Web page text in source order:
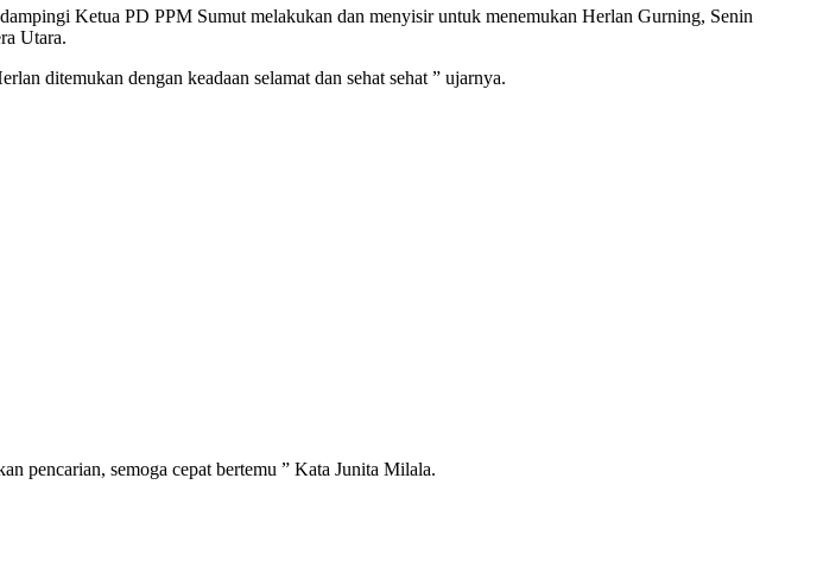
Ketua PD PPM Sumut melakukan dan menyisir untuk menemukan Herlan Gurning, Senin
Utara.
ditemukan dengan keadaan selamat dan sehat sehat ” ujarnya.
pencarian, semoga cepat bertemu ” Kata Junita Milala.